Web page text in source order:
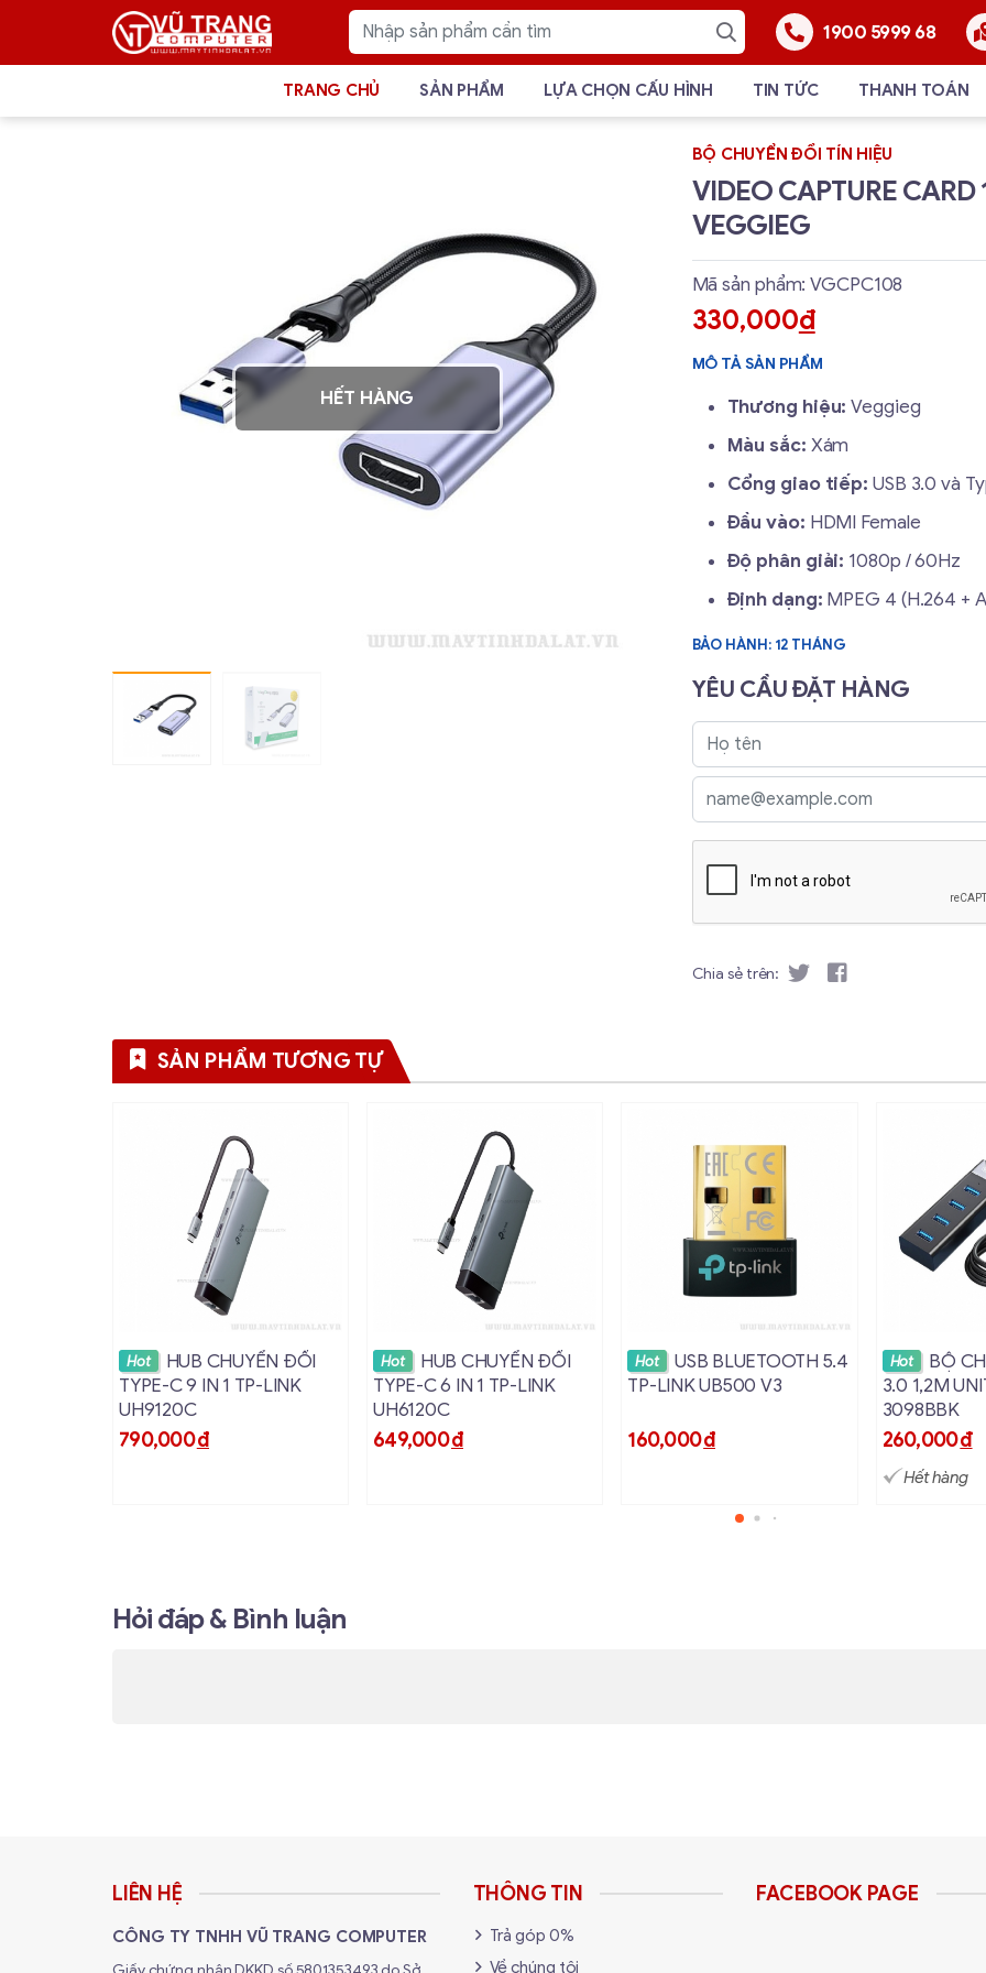
1900 5999 68
TRANG CHỦ SẢN PHẨM LỰA CHỌN CẤU HÌNH TIN TỨC THANH TOÁN
HẾT HÀNG
BỘ CHUYỂN ĐỔI TÍN HIỆU
VIDEO CAPTURE
VEGGIEG
Mã sản phẩm: VGCPC108
330,000đ
MÔ TẢ SẢN PHẨM
Thương hiệu:Veggieg
Màu sắc: Xám
Cổng giao tiếp: USB 3.0 và
Đầu vào: HDMI Female
Độ phân giải: 1080p / 60Hz
Định dạng: MPEG 4 (H.264 +
BẢO HÀNH: 12 THÁNG
YÊU CẦU ĐẶT HÀNG
Chia sẻ trên:
SẢN PHẨM TƯƠNG TỰ
Xem chi tiết
Hot
HUB CHUYỂN ĐỔI
TYPE-C 9 IN 1 TP-LINK
UH9120C
790,000đ
Xem chi tiết
Hot
HUB CHUYỂN ĐỔI
TYPE-C 6 IN 1 TP-LINK
UH6120C
649,000đ
Xem chi tiết
Hot
USB BLUETOOTH 5.4
TP-LINK UB500 V3
160,000đ
Hot
BỘ
3.0 1,2M
3098BBK
260,000đ
Hết hàng
Hỏi đáp & Bình luận
LIÊN HỆ
CÔNG TY TNHH VŨ TRANG COMPUTER
THÔNG TIN
Trả góp 0%
Về chúng tôi
FACEBOOK PAGE